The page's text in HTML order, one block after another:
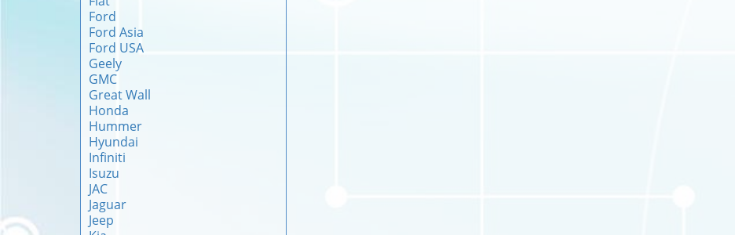
Ford
Ford Asia
Ford USA
Geely
GMC
Great Wall
Honda
Hummer
Hyundai
Infiniti
Isuzu
JAC
Jaguar
Jeep